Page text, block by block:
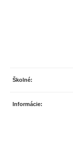
Školné:
Informácie: